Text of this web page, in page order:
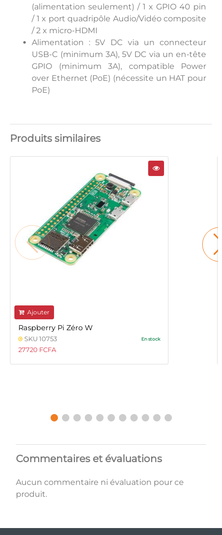
(alimentation seulement) / 1 x GPIO 40 pin
/ 1 x port quadripôle Audio/Vidéo composite
/ 2 x micro-HDMI
Alimentation : 5V DC via un connecteur
USB-C (minimum 3A), 5V DC via un en-tête
GPIO (minimum 3A), compatible Power
over Ethernet (PoE) (nécessite un HAT pour
PoE)
Produits similaires
Ajouter
Raspberry Pi Zéro W
SKU 10753 En stock
27720 FCFA
Commentaires et évaluations
Aucun commentaire ni évaluation pour ce
produit.